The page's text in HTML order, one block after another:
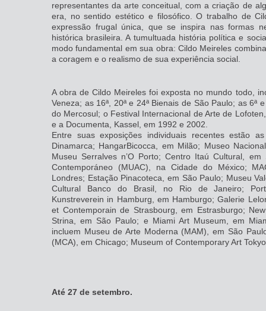
representantes da arte conceitual, com a criação de
era, no sentido estético e filosófico. O trabalho de
expressão frugal única, que se inspira nas formas
histórica brasileira. A tumultuada história política e
modo fundamental em sua obra: Cildo Meireles
a coragem e o realismo de sua experiência social.
A obra de Cildo Meireles foi exposta no mundo todo,
Veneza; as 16ª, 20ª e 24ª Bienais de São Paulo; as 6ª
do Mercosul; o Festival Internacional de Arte de
e a Documenta, Kassel, em 1992 e 2002.
Entre suas exposições individuais recentes estão
Dinamarca; HangarBicocca, em Milão; Museo
Museu Serralves n’O Porto; Centro Itaú Cultural,
Contemporáneo (MUAC), na Cidade do México;
Londres; Estação Pinacoteca, em São Paulo; Museu
Cultural Banco do Brasil, no Rio de Janeiro;
Kunstreverein in Hamburg, em Hamburgo; Galerie
et Contemporain de Strasbourg, em Estrasburgo;
Strina, em São Paulo; e Miami Art Museum, em
incluem Museu de Arte Moderna (MAM), em São
(MCA), em Chicago; Museum of Contemporary Art
Até 27 de setembro.